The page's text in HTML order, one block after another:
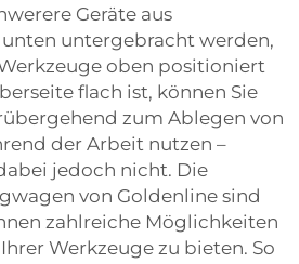
Geräte aus
untergebracht werden,
oben positioniert
flach ist, können Sie
zum Ablegen von
der Arbeit nutzen –
jedoch nicht. Die
von Goldenline sind
zahlreiche Möglichkeiten
Werkzeuge zu bieten. So